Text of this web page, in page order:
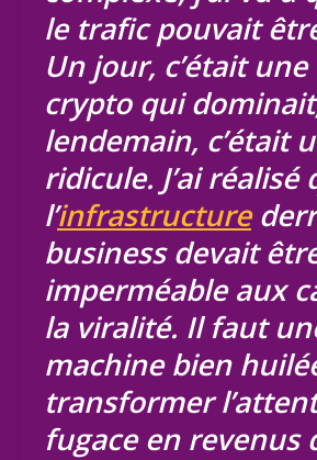
le trafic pouvait
Un jour, c’était
crypto qui
lendemain, c’était
ridicule. J’ai réalisé
l’infrastructure
business devait
imperméable aux
la viralité. Il faut
machine bien
transformer
fugace en revenus